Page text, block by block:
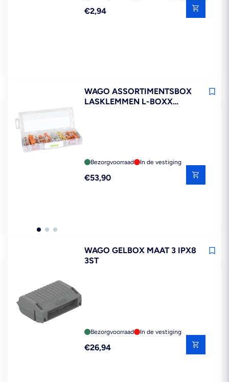
Reguliere
€2,94
WAGO ASSORTIMENTSBOX
LASKLEMMEN L-BOXX
Bezorgvoorraad In de vestiging
Reguliere
€53,90
WAGO GELBOX MAAT 3 IPX8
3ST
Bezorgvoorraad In de vestiging
Reguliere
€26,94